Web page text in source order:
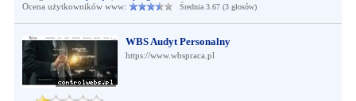
Ocena użytkowników www:
Średnia 3.67 (3 głosów)
WBS Audyt Personalny
https://www.wbspraca.pl